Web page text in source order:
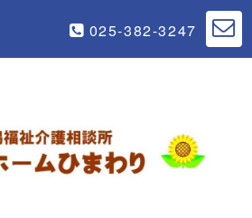
025-382-3247